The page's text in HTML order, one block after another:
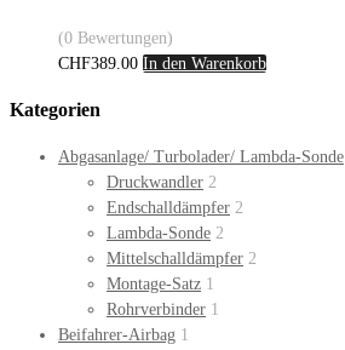
(0 Bewertungen)
CHF389.00 In den Warenkorb
Kategorien
Abgasanlage/ Turbolader/ Lambda-Sonde
Druckwandler 2
Endschalldämpfer 2
Lambda-Sonde 2
Mittelschalldämpfer 2
Montage-Satz 1
Rohrverbinder 1
Beifahrer-Airbag 1